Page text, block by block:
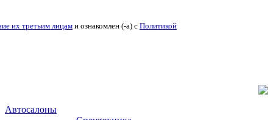
их третьим лицами ознакомлен (-а) cПолитикой конфиденциальности